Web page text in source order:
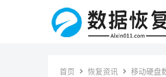
首页 恢复资讯 移动硬盘